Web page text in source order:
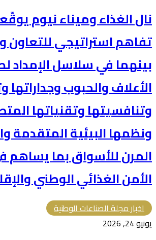
نال الغذاء وميناء نيوم
تفاهم استراتيجي للتعاون
بينهما في سلاسل الإمداد
الأعلاف والحبوب وجداراتها
وتنافسيتها وتقنياتها
ونظمها البيئية المتقدمة
المرن للأسواق بما
الأمن الغذائي الوطني
اخبار مجلة الصناعات الوطنية
يونيو 24, 2026